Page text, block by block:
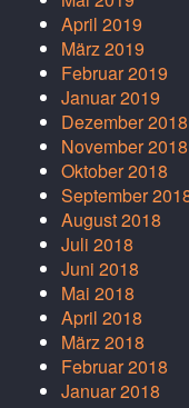
April 2019
März 2019
Februar 2019
Januar 2019
Dezember 2018
November 2018
Oktober 2018
September
August 2018
Juli 2018
Juni 2018
Mai 2018
April 2018
März 2018
Februar 2018
Januar 2018